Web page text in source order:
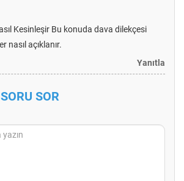
Kesinleşir Bu konuda dava dilekçesi
nasıl açıklanır.
Yanıtla
SOR